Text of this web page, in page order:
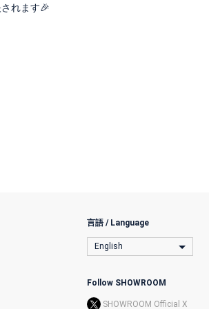
れます🎉
言語 / Language
English
Follow SHOWROOM
SHOWROOM Official X